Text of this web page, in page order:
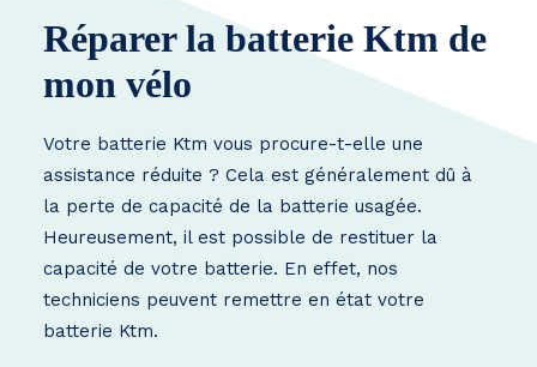
Réparer la batterie Ktm de
mon vélo
Votre batterie Ktm vous procure-t-elle une
assistance réduite ? Cela est généralement dû à
la perte de capacité de la batterie usagée.
Heureusement, il est possible de restituer la
capacité de votre batterie. En effet, nos
techniciens peuvent remettre en état votre
batterie Ktm.